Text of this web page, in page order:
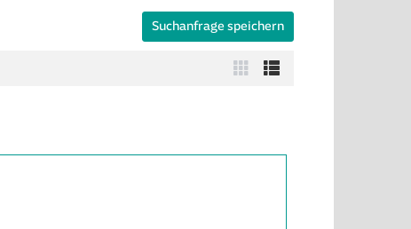
auszuklappen und Links zu öffnen. Mit Pfeil rechts klappen Sie
Suchanfrage speichern